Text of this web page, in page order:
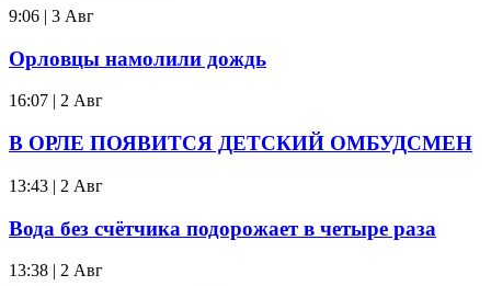
9:06 | 3 Авг
Орловцы намолили дождь
16:07 | 2 Авг
В ОРЛЕ ПОЯВИТСЯ ДЕТСКИЙ ОМБУДСМЕН
13:43 | 2 Авг
Вода без счётчика подорожает в четыре раза
13:38 | 2 Авг